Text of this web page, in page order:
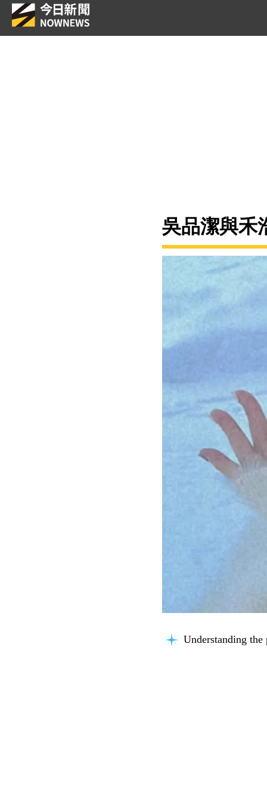
吳品潔與禾
Understanding the